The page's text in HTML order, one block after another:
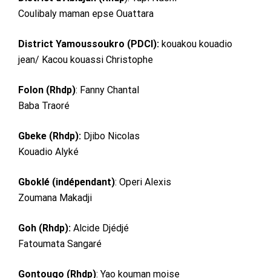
Coulibaly maman epse Ouattara
District Yamoussoukro (PDCI): kouakou kouadio
jean/ Kacou kouassi Christophe
Folon (Rhdp): Fanny Chantal
Baba Traoré
Gbeke (Rhdp): Djibo Nicolas
Kouadio Alyké
Gboklé (indépendant): Operi Alexis
Zoumana Makadji
Goh (Rhdp): Alcide Djédjé
Fatoumata Sangaré
Gontougo (Rhdp): Yao kouman moise